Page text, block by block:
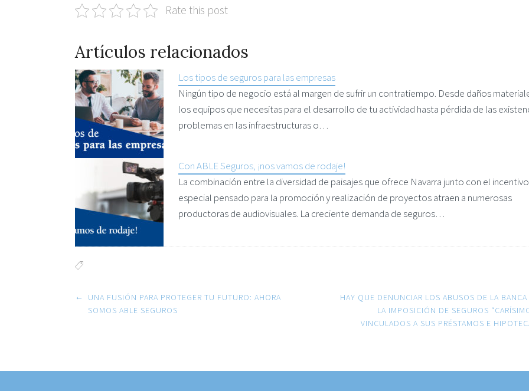
Rate this post
Artículos relacionados
Los tipos de seguros para las empresas
Ningún tipo de negocio está al margen de sufrir un contratiempo. Desde daños
los equipos que necesitas para el desarrollo de tu actividad hasta pérdida de las
problemas en las infraestructuras o…
Con ABLE Seguros, ¡nos vamos de rodaje!
La combinación entre la diversidad de paisajes que ofrece Navarra junto con el
especial pensado para la promoción y realización de proyectos atraen a numerosas
productoras de audiovisuales. La creciente demanda de seguros…
Post navigation
←
UNA FUSIÓN PARA PROTEGER TU FUTURO: AHORA
SOMOS ABLE SEGUROS
HAY QUE DENUNCIAR LOS ABUSOS DE LA BANCA
LA IMPOSICIÓN DE SEGUROS
VINCULADOS A SUS PRÉSTAMOS E